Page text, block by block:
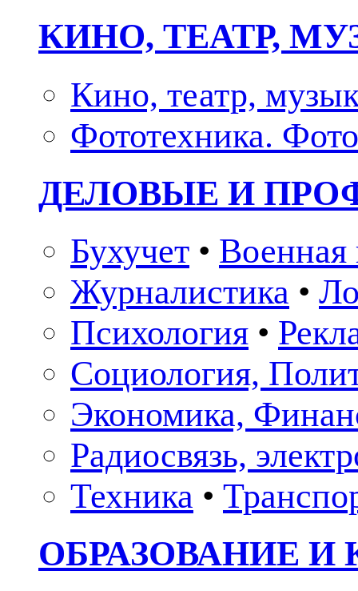
КИНО, ТЕАТР,
Кино, театр,
Фототехника.
ДЕЛОВЫЕ И
Бухучет • Военная
Журналистика •
Психология •
Социология,
Экономика,
Радиосвязь,
Техника •
ОБРАЗОВАНИЕ И